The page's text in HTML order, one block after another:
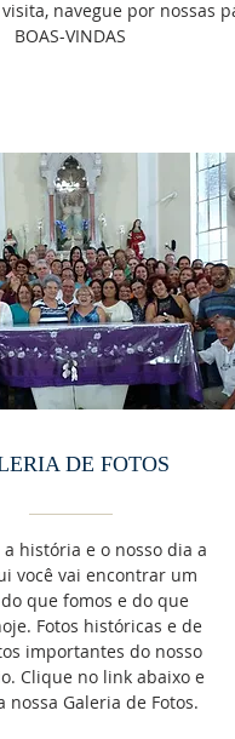
navegue por nossas
BOAS-VINDAS
DE FOTOS
a história e o nosso dia a
você vai encontrar um
que fomos e do que
Fotos históricas e de
importantes do nosso
Clique no link abaixo e
nossa Galeria de Fotos.